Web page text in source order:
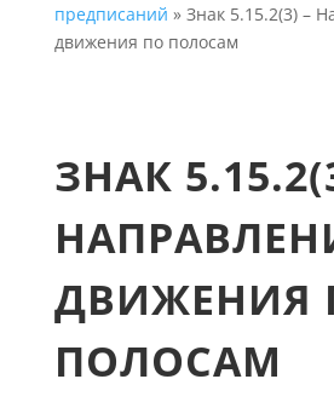
предписаний » Знак 5.15.2(3) –
движения по полосам
ЗНАК
ДВИЖЕНИЯ
ПОЛОСАМ